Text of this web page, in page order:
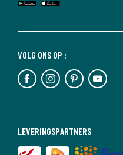
LEVERINGSPARTNERS
VOLG ONS OP :